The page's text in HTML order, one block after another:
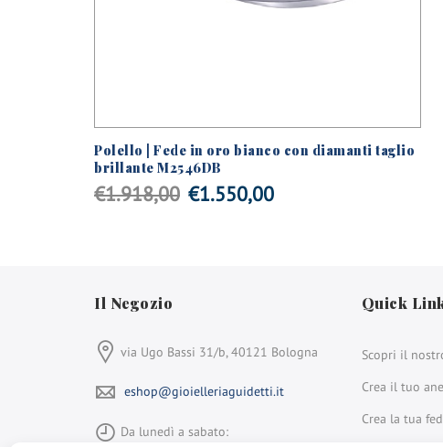
Polello | Fede in oro bianco con diamanti taglio
brillante M2546DB
€1.918,00 Il
€1.550,00Il
Il Negozio
via Ugo Bassi 31/b, 40121 Bologna
eshop@gioielleriaguidetti.it
Da lunedì a sabato:
Quick
Scopri il
Crea il tuo
Crea la tua